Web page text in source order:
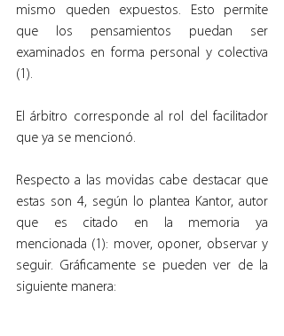
mismo queden expuestos. Esto permite
que los pensamientos puedan ser
examinados en forma personal y colectiva
(1).
El árbitro corresponde al rol del facilitador
que ya se mencionó.
Respecto a las movidas cabe destacar que
estas son 4, según lo plantea Kantor, autor
que es citado en la memoria ya
mencionada (1): mover, oponer, observar y
seguir. Gráficamente se pueden ver de la
siguiente manera: